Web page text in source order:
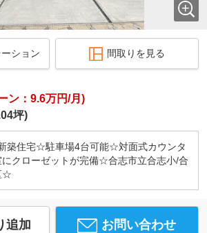
ション 間取りを見る
ン：9.6万円/月)
坪)
築住宅☆駐車場4台可能☆対面式カウンタ
クローゼットが完備☆合志市立合志小/合
☆
追加 お問い合わせ